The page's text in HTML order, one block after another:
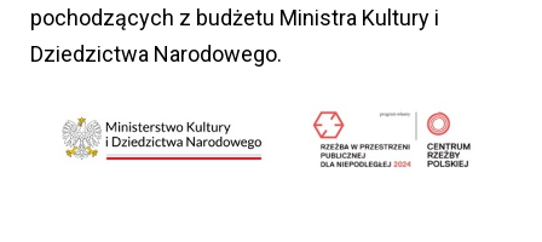
pochodzących z budżetu Ministra Kultury i
Dziedzictwa Narodowego.